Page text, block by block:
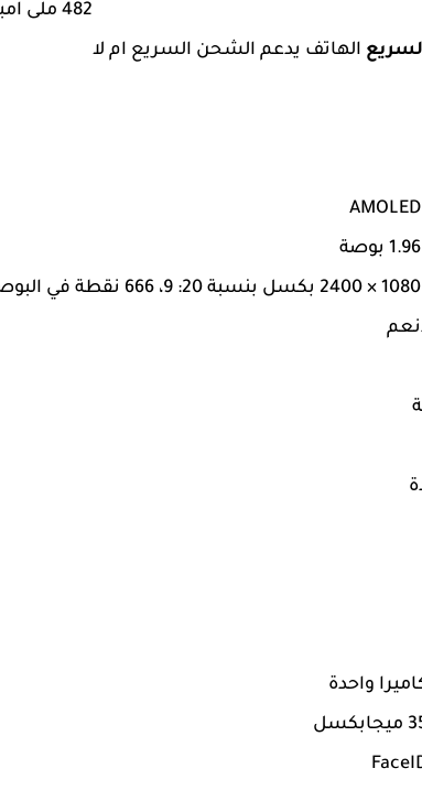
482 ملى امبير
الهاتف يدعم الشحن السريع ام لا
AMOLED
1.96 بوصة
1080 × 2400 بكسل بنسبة 20: 9، 666 نقطة في البوصة
نعم
واحدة